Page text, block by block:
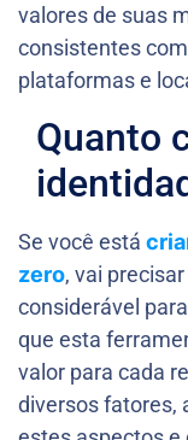
valores de suas
consistentes
plataformas e
Quanto
Se você está
zero, vai
considerável
que esta
valor para cada
diversos fatores,